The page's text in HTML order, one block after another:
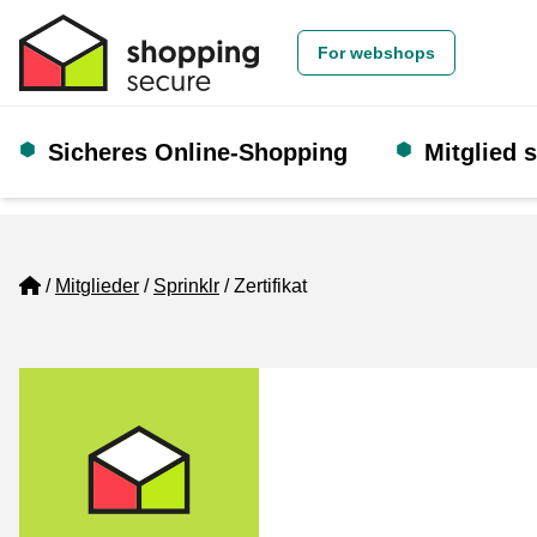
For webshops
Sicheres Online-Shopping Mitglied
Home
Mitglieder Sprinklr Zertifikat